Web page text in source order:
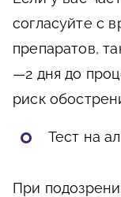
согласуйте с
препаратов,
—2 дня до
риск
Тест на
При